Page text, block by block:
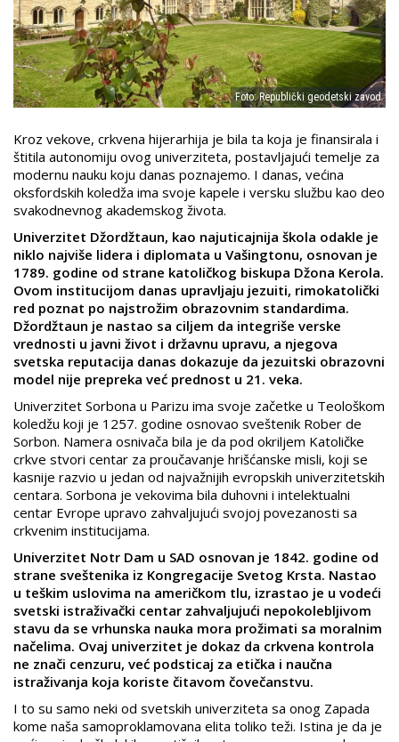
Foto: Republički geodetski zavod
Kroz vekove, crkvena hijerarhija je bila ta koja je finansirala i
štitila autonomiju ovog univerziteta, postavljajući temelje za
modernu nauku koju danas poznajemo. I danas, većina
oksfordskih koledža ima svoje kapele i versku službu kao deo
svakodnevnog akademskog života.
Univerzitet Džordžtaun, kao najuticajnija škola odakle je
niklo najviše lidera i diplomata u Vašingtonu, osnovan je
1789. godine od strane katoličkog biskupa Džona Kerola.
Ovom institucijom danas upravljaju jezuiti, rimokatolički
red poznat po najstrožim obrazovnim standardima.
Džordžtaun je nastao sa ciljem da integriše verske
vrednosti u javni život i državnu upravu, a njegova
svetska reputacija danas dokazuje da jezuitski obrazovni
model nije prepreka već prednost u 21. veka.
Univerzitet Sorbona u Parizu ima svoje začetke u Teološkom
koledžu koji je 1257. godine osnovao sveštenik Rober de
Sorbon. Namera osnivača bila je da pod okriljem Katoličke
crkve stvori centar za proučavanje hrišćanske misli, koji se
kasnije razvio u jedan od najvažnijih evropskih univerzitetskih
centara. Sorbona je vekovima bila duhovni i intelektualni
centar Evrope upravo zahvaljujući svojoj povezanosti sa
crkvenim institucijama.
Univerzitet Notr Dam u SAD osnovan je 1842. godine od
strane sveštenika iz Kongregacije Svetog Krsta. Nastao
u teškim uslovima na američkom tlu, izrastao je u vodeći
svetski istraživački centar zahvaljujući nepokolebljivom
stavu da se vrhunska nauka mora prožimati sa moralnim
načelima. Ovaj univerzitet je dokaz da crkvena kontrola
ne znači cenzuru, već podsticaj za etička i naučna
istraživanja koja koriste čitavom čovečanstvu.
I to su samo neki od svetskih univerziteta sa onog Zapada
kome naša samoproklamovana elita toliko teži. Istina je da je